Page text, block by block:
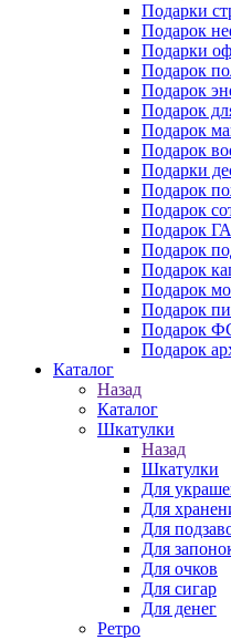
Подарки
Подарок
Подарки
Подарок
Подарок
Подарок
Подарок
Подарок
Подарки
Подарок
Подарок
Подарок
Подарок
Подарок
Подарок
Подарок
Подарок
Подарок
Каталог
Назад
Каталог
Шкатулки
Назад
Шкатулки
Для
Для
Для
Для
Для очков
Для сигар
Для денег
Ретро